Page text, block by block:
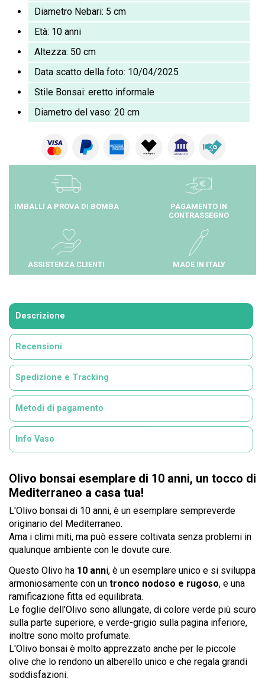
Diametro Nebari: 5 cm
Età: 10 anni
Altezza: 50 cm
Data scatto della foto: 10/04/2025
Stile Bonsai: eretto informale
Diametro del vaso: 20 cm
IMBALLI A PROVA DI BOMBA
PAGAMENTO IN
CONTRASSEGNO
ASSISTENZA CLIENTI MADE IN ITALY
Descrizione
Recensioni
Spedizione e Tracking
Metodi di pagamento
Info Vaso
Olivo bonsai esemplare di 10 anni, un tocco di
Mediterraneo a casa tua!
L'Olivo bonsai di 10 anni, è un esemplare sempreverde
originario del Mediterraneo.
Ama i climi miti, ma può essere coltivata senza problemi in
qualunque ambiente con le dovute cure.
Questo Olivo ha 10 anni, è un esemplare unico e si sviluppa
armoniosamente con un tronco nodoso e rugoso, e una
ramificazione fitta ed equilibrata.
Le foglie dell'Olivo sono allungate, di colore verde più scuro
sulla parte superiore, e verde-grigio sulla pagina inferiore,
inoltre sono molto profumate.
L'Olivo bonsai è molto apprezzato anche per le piccole
olive che lo rendono un alberello unico e che regala grandi
soddisfazioni.